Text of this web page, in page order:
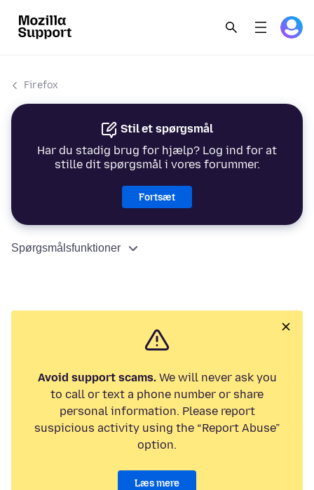
Firefox
Stil et spørgsmål
Har du stadig brug for hjælp? Log ind for at
stille dit spørgsmål i vores forummer.
Fortsæt
Spørgsmålsfunktioner
Avoid support scams.We will never ask you
to call or text a phone number or share
personal information. Please report
suspicious activity using the “Report Abuse”
option.
Læs mere